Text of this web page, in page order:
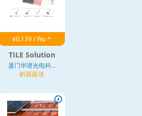
¥0.139 / Wp *
TILE Solution
厦门华谱光电科...
斜面屋顶